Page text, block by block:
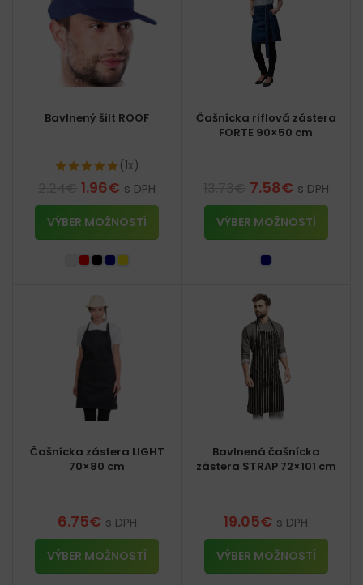
Bavlnený šilt ROOF
(1x)
1.96€ s DPH
VÝBER MOŽNOSTÍ
Čašnícka riflová zástera
FORTE 90×50 cm
7.58€ s DPH
VÝBER MOŽNOSTÍ
Čašnícka zástera LIGHT
70×80 cm
6.75€ s DPH
VÝBER MOŽNOSTÍ
Bavlnená čašnícka
zástera STRAP 72×101 cm
19.05€ s DPH
VÝBER MOŽNOSTÍ